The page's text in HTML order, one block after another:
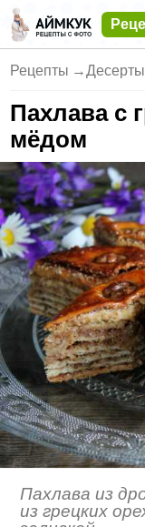
Рецепты →
Пахлава с
мёдом
Пахлава из
из грецких